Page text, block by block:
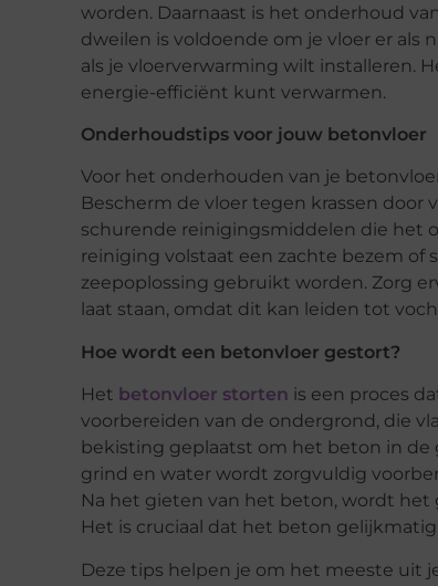
worden. Daarnaast is het onderhoud
dweilen is voldoende om je vloer er als
als je vloerverwarming wilt installeren.
energie-efficiënt kunt verwarmen.
Onderhoudstips voor jouw betonvloer
Voor het onderhouden van je
Bescherm de vloer tegen krassen door
schurende reinigingsmiddelen die het
reiniging volstaat een zachte bezem of
zeepoplossing gebruikt worden. Zorg
laat staan, omdat dit kan leiden tot
Hoe wordt een betonvloer gestort?
Het betonvloer storten is een proces
voorbereiden van de ondergrond, die
bekisting geplaatst om het beton in
grind en water wordt zorgvuldig
Na het gieten van het beton, wordt het
Het is cruciaal dat het beton
Deze tips helpen je om het meeste uit